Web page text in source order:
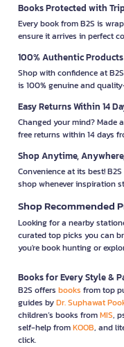
Books Protected with
Every book from B2S is
ensure it arrives in perfect
100% Authentic
Shop with confidence at
is 100% genuine and
Easy Returns Within 14
Changed your mind? Made
free returns within 14 days
Shop Anytime,
Convenience at its best!
shop whenever inspiration
Shop Recommended
Looking for a nearby
curated top picks you can
you're book hunting or
Books for Every Style &
B2S offers books from top
guides byDr. Suphawat
children’s books fromMIS,
self-help fromKOOB, and
click.